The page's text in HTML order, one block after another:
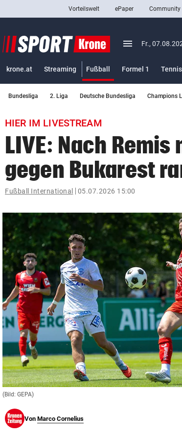
close
Abonnieren
bookmark
search
Suchbegriff
eingeben
© Krone Multimedia GmbH & Co KG 2026
Muthgasse 2, 1190 Wien
Vorteilswelt ePaper Community
menu Menü
Fr.,
krone.at Streaming Fußball
Formel 1
Tennis
Bundesliga 2. Liga Deutsche Bundesliga Champions
HIER IM LIVESTREAM
LIVE: Nach Remis
gegen Bukarest
Fußball International 05.07.2026 15:00
(Bild: GEPA)
Von Marco Cornelius